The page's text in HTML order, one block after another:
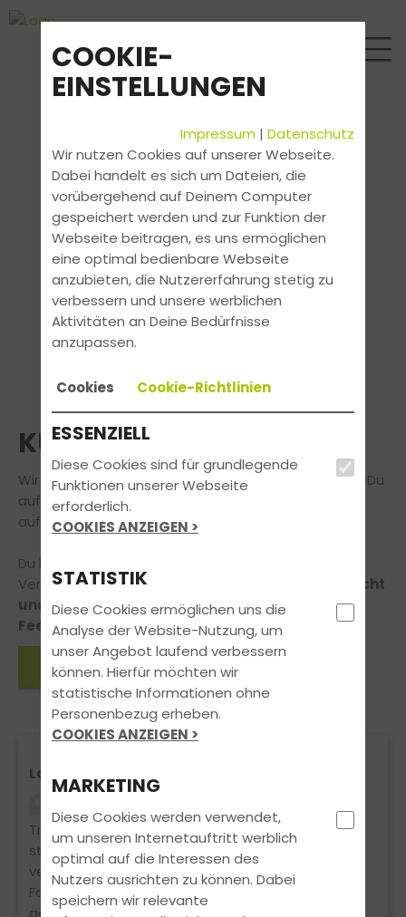
KUNDENSTIMMEN
Wir können Dir viel erzählen – aber am Besten hörst Du
auf unsere Fahrschüler und Fahrschülerinnen, die wir
auf Ihrem Weg zum Führerschein begleiten durften.
Du hast selbst Anregungen, Lob oder
Verbesserungsvorschläge für uns?
Dann zögere nicht
und schreib uns, wir freuen uns über Dein
Feedback!
Eintrag verfassen
Lady Kome
Ich habe mich am 01.06. bei der Fahrschule
Traffic angemeldet und halte heute, am 30.07.,
stolz meinen Führerschein in den Händen. Das
verdanke ich vor allem meiner wunderbaren
Fahrlehrerin Katherina. Sie war stets ruhig und
geduldig, selbst wenn ich Fehler gemacht habe??
COOKIE-
EINSTELLUNGEN
Impressum |Datenschutz
Wir nutzen Cookies auf unserer Webseite.
Dabei handelt es sich um Dateien, die
vorübergehend auf Deinem Computer
gespeichert werden und zur Funktion der
Webseite beitragen, es uns ermöglichen
eine optimal bedienbare Webseite
anzubieten, die Nutzererfahrung stetig zu
verbessern und unsere werblichen
Aktivitäten an Deine Bedürfnisse
anzupassen.
Cookies Cookie-Richtlinien
ESSENZIELL
Diese Cookies sind für grundlegende
Funktionen unserer Webseite
erforderlich.
COOKIES ANZEIGEN >
STATISTIK
Diese Cookies ermöglichen uns die
Analyse der Website-Nutzung, um
unser Angebot laufend verbessern
können. Hierfür möchten wir
statistische Informationen ohne
Personenbezug erheben.
COOKIES ANZEIGEN >
MARKETING
Diese Cookies werden verwendet,
um unseren Internetauftritt werblich
optimal auf die Interessen des
Nutzers ausrichten zu können. Dabei
speichern wir relevante